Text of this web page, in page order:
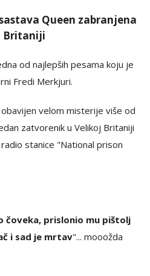
Queen zabranjena
Britaniji
od najlepših pesama koju je
Fredi Merkjuri.
velom misterije više od
zatvorenik u Velikoj Britaniji
stanice "National prison
čoveka, prislonio mu pištolj
i sad je mrtav"... mooožda